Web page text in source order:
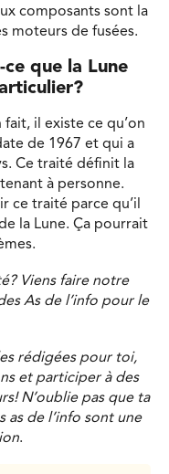
composants sont la
moteurs de fusées.
que la Lune
il existe ce qu’on
de 1967 et qui a
Ce traité définit la
à personne.
ce traité parce qu’il
la Lune. Ça pourrait
Viens faire notre
As de l’info pour le
rédigées pour toi,
et participer à des
N’oublie pas que ta
as de l’info sont une
.